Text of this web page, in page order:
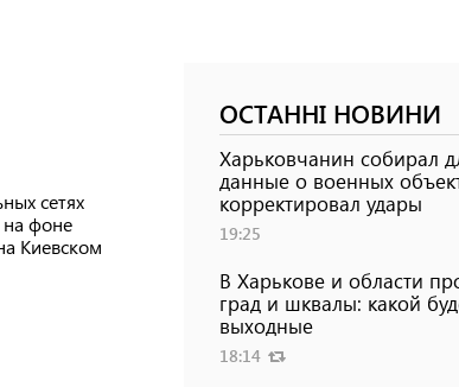
сетях
на фоне
Киевском
ОСТАННІ НОВИНИ
Харьковчанин собирал
данные о военных
корректировал удары
19:25
В Харькове и области
град и шквалы: какой
выходные
18:14